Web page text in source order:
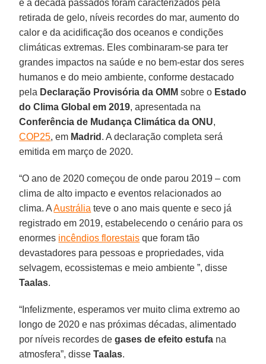
e a década passados ​​foram caracterizados pela
retirada de gelo, níveis recordes do mar, aumento do
calor e da acidificação dos oceanos e condições
climáticas extremas. Eles combinaram-se para ter
grandes impactos na saúde e no bem-estar dos seres
humanos e do meio ambiente, conforme destacado
pela Declaração Provisória da OMM sobre o Estado
do Clima Global em 2019, apresentada na
Conferência de Mudança Climática da ONU,
COP25, em Madrid . A declaração completa será
emitida em março de 2020.
“O ano de 2020 começou de onde parou 2019 – com
clima de alto impacto e eventos relacionados ao
clima. AAustrália teve o ano mais quente e seco já
registrado em 2019, estabelecendo o cenário para os
enormes incêndios florestais que foram tão
devastadores para pessoas e propriedades, vida
selvagem, ecossistemas e meio ambiente ”, disse
Taalas.
“Infelizmente, esperamos ver muito clima extremo ao
longo de 2020 e nas próximas décadas, alimentado
por níveis recordes degases de efeito estufa na
atmosfera”, disseTaalas.